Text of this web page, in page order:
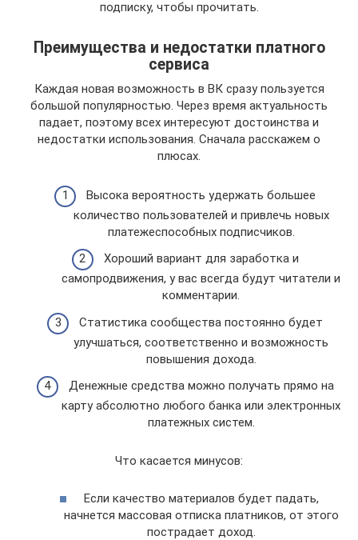
подписку, чтобы прочитать.
Преимущества и недостатки платного
сервиса
Каждая новая возможность в ВК сразу пользуется
большой популярностью. Через время актуальность
падает, поэтому всех интересуют достоинства и
недостатки использования. Сначала расскажем о
плюсах.
Высока вероятность удержать большее
количество пользователей и привлечь новых
платежеспособных подписчиков.
Хороший вариант для заработка и
самопродвижения, у вас всегда будут читатели и
комментарии.
Статистика сообщества постоянно будет
улучшаться, соответственно и возможность
повышения дохода.
Денежные средства можно получать прямо на
карту абсолютно любого банка или электронных
платежных систем.
Что касается минусов:
Если качество материалов будет падать,
начнется массовая отписка платников, от этого
пострадает доход.